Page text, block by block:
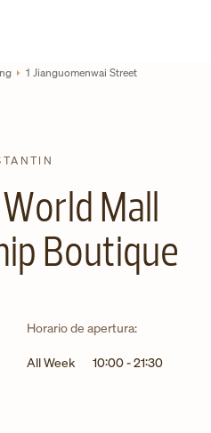
1 Jianguomenwai Street
Mall
Boutique
Horario de apertura:
All Week 10:00-21:30